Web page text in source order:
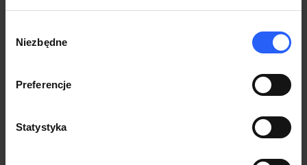
zgody
Niezbędne
Preferencje
Statystyka
gdzie się nim podzielisz z odbiorcami.